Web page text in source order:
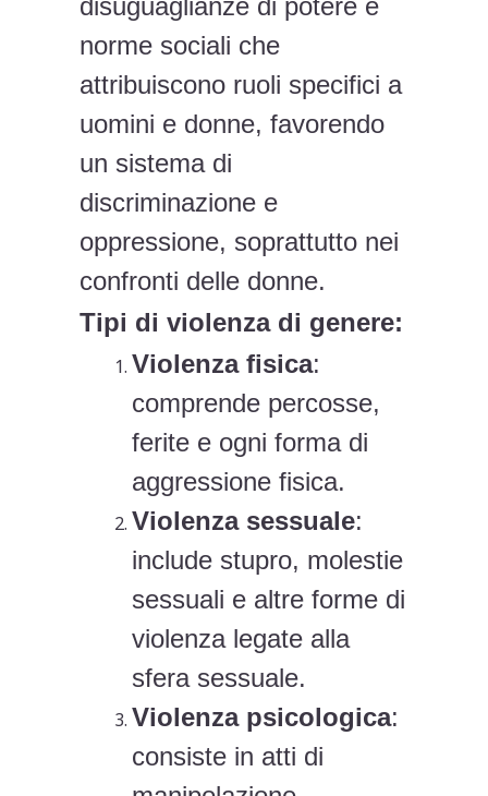
disuguaglianze di potere e
norme sociali che
attribuiscono ruoli specifici a
uomini e donne, favorendo
un sistema di
discriminazione e
oppressione, soprattutto nei
confronti delle donne.
Tipi di violenza di genere:
Violenza fisica:
comprende percosse,
ferite e ogni forma di
aggressione fisica.
Violenza sessuale:
include stupro, molestie
sessuali e altre forme di
violenza legate alla
sfera sessuale.
Violenza psicologica:
consiste in atti di